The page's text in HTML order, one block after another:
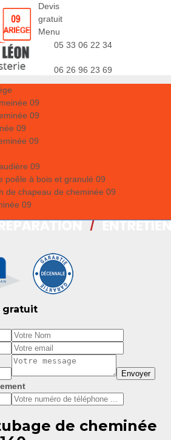
Devis
gratuit
Menu
05 33 06 22 34
06 26 96 23 69
09
09
09
09
09
poêle à bois et granulé 09
de chapeau de cheminée 09
09
gratuit
de cheminée